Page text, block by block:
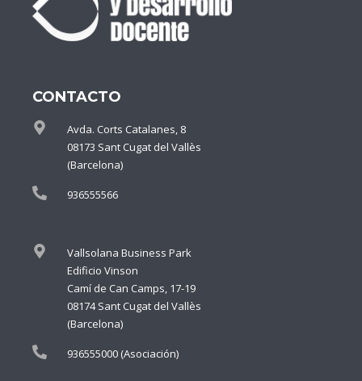
CONTACTO
Avda. Corts Catalanes, 8
08173 Sant Cugat del Vallès
(Barcelona)
936555566
Vallsolana Business Park
Edificio Vinson
Camí de Can Camps, 17-19
08174 Sant Cugat del Vallès
(Barcelona)
936555000 (Asociación)